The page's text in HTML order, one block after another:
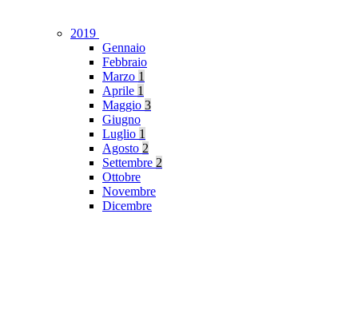
2019
Gennaio
Febbraio
Marzo 1
Aprile 1
Maggio 3
Giugno
Luglio 1
Agosto 2
Settembre 2
Ottobre
Novembre
Dicembre